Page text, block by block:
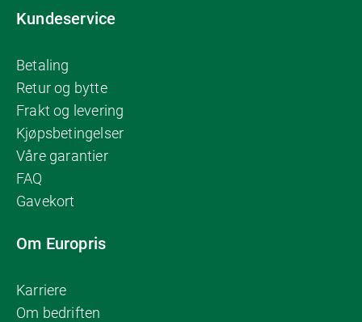
Kundeservice
Betaling
Retur og bytte
Frakt og levering
Kjøpsbetingelser
Våre garantier
FAQ
Gavekort
Om Europris
Karriere
Om bedriften